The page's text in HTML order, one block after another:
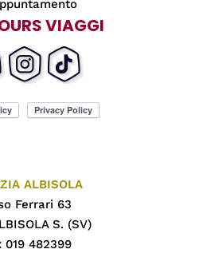
VIAGGI
ALBISOLA
Ferrari 63
S. (SV)
019 482399